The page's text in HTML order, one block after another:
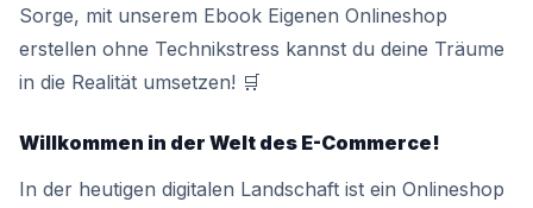
Sorge, mit unserem Ebook Eigenen Onlineshop
erstellen ohne Technikstress kannst du deine Träume
in die Realität umsetzen! 🛒
Willkommen in der Welt des E-Commerce!
In der heutigen digitalen Landschaft ist ein Onlineshop